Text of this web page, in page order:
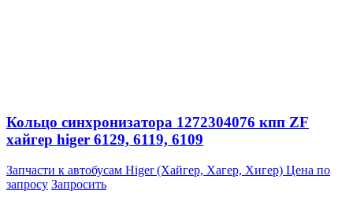
Кольцо синхронизатора 1272304076 кпп ZF
хайгер higer 6129, 6119, 6109
Запчасти к автобусам Higer (Хайгер, Хагер, Хигер) Цена по
запросу Запросить